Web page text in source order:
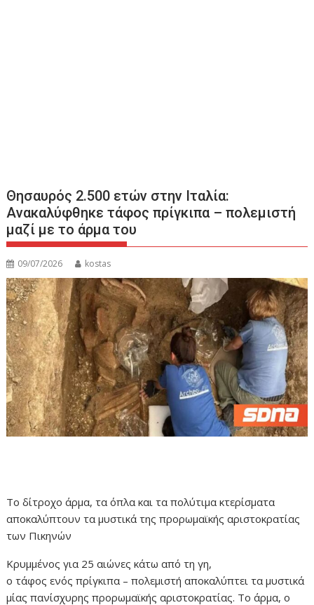
Θησαυρός 2.500 ετών στην Ιταλία:
Ανακαλύφθηκε τάφος πρίγκιπα – πολεμιστή
μαζί με το άρμα του
09/07/2026 kostas
Το δίτροχο άρμα, τα όπλα και τα πολύτιμα κτερίσματα
αποκαλύπτουν τα μυστικά της προρωμαϊκής αριστοκρατίας
των Πικηνών
Κρυμμένος για 25 αιώνες κάτω από τη γη,
ο τάφος ενός πρίγκιπα – πολεμιστή αποκαλύπτει τα μυστικά
μίας πανίσχυρης προρωμαϊκής αριστοκρατίας. Το άρμα, ο